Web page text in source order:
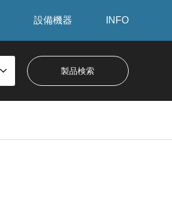
設備機器 INFO